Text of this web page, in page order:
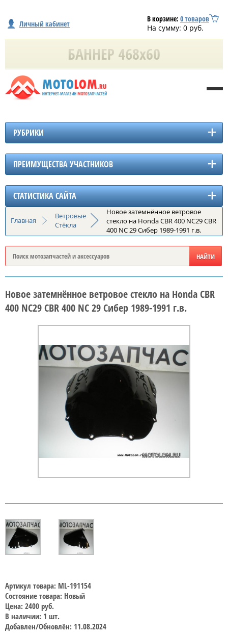
Личный кабинет В корзине: 0товаров
На сумму: 0 руб.
РУБРИКИ
ПРЕИМУЩЕСТВА УЧАСТНИКОВ
СТАТИСТИКА САЙТА
Главная
Ветровые
Стёкла
Новое затемнённое ветровое
стекло на Honda CBR 400 NC29 CBR
400 NC 29 Сибер 1989-1991 г.в.
Новое затемнённое ветровое стекло на Honda CBR
400 NC29 CBR 400 NC 29 Сибер 1989-1991 г.в.
Артикул товара: ML-191154
Состояние товара: Новый
Цена: 2400 руб.
В наличии: 1 шт.
Добавлен/Обновлён: 11.08.2024